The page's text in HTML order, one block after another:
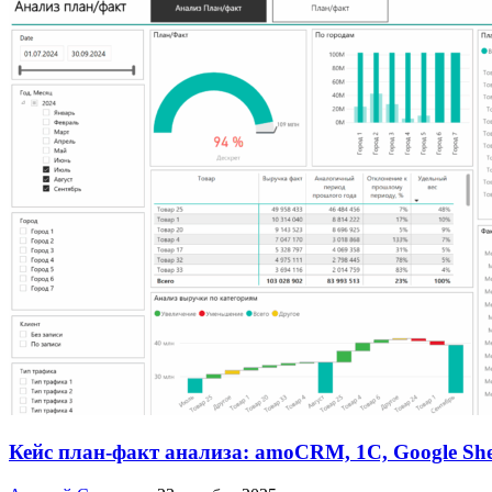
Кейс план-факт анализа: amoCRM, 1C, Google